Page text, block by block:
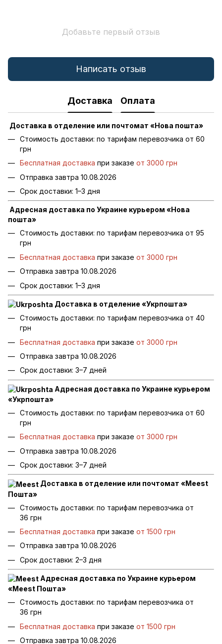
Добавьте первый отзыв
Написать отзыв
Доставка Оплата
Доставка в отделение или почтомат «Нова пошта»
Стоимость доставки: по тарифам перевозчика от 60
грн
Бесплатная доставка при заказе от 3000 грн
Отправка завтра 10.08.2026
Срок доставки: 1–3 дня
Адресная доставка по Украине курьером «Нова
пошта»
Стоимость доставки: по тарифам перевозчика от 95
грн
Бесплатная доставка при заказе от 3000 грн
Отправка завтра 10.08.2026
Срок доставки: 1–3 дня
Доставка в отделение «Укрпошта»
Стоимость доставки: по тарифам перевозчика от 40
грн
Бесплатная доставка при заказе от 3000 грн
Отправка завтра 10.08.2026
Срок доставки: 3–7 дней
Адресная доставка по Украине курьером
«Укрпошта»
Стоимость доставки: по тарифам перевозчика от 60
грн
Бесплатная доставка при заказе от 3000 грн
Отправка завтра 10.08.2026
Срок доставки: 3–7 дней
Доставка в отделение или почтомат «Meest
Пошта»
Стоимость доставки: по тарифам перевозчика от
36 грн
Бесплатная доставка при заказе от 1500 грн
Отправка завтра 10.08.2026
Срок доставки: 2–3 дня
Адресная доставка по Украине курьером
«Meest Пошта»
Стоимость доставки: по тарифам перевозчика от
36 грн
Бесплатная доставка при заказе от 1500 грн
Отправка завтра 10.08.2026